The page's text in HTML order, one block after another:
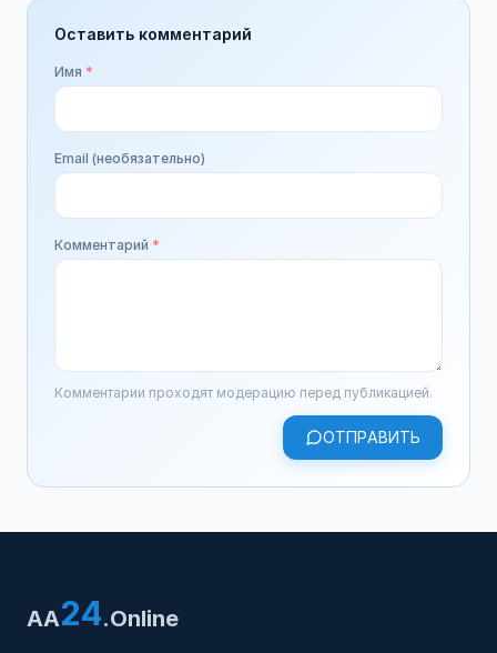
Оставить комментарий
Имя *
Email (необязательно)
Комментарий *
Комментарии проходят модерацию перед публикацией.
ОТПРАВИТЬ
AA24.Online